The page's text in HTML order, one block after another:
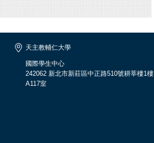
天主教輔仁大學
國際學生中心
242062 新北市新莊區中正路510號耕莘樓1樓
A117室